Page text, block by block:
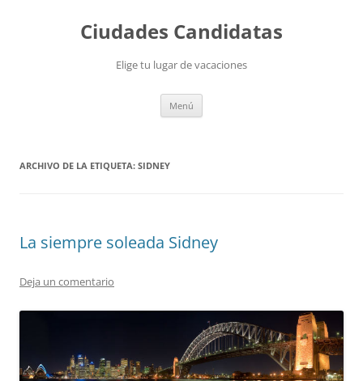
Ciudades Candidatas
Elige tu lugar de vacaciones
Menú
ARCHIVO DE LA ETIQUETA: SIDNEY
La siempre soleada Sidney
Deja un comentario